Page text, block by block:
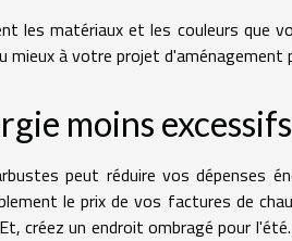
les matériaux et les couleurs que
mieux à votre projet d'aménagement
moins excessifs
peut réduire vos dépenses
le prix de vos factures de
créez un endroit ombragé pour